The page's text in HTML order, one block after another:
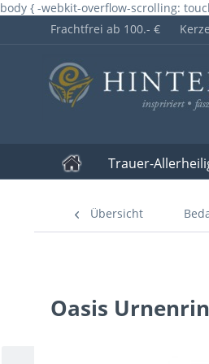
body { -webkit-overflow-scrolling:
Frachtfrei ab 100.- €
Trauer-
Übersicht
Oasis